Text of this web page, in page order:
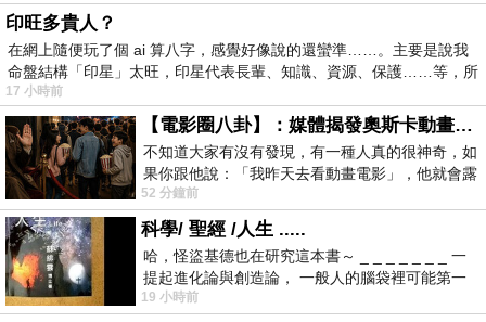
而結果，竟然比想像中更加順利和美好。
相隔38 年，我們透過一封email
再度連結，
接著在臉書與LINE上互加好友，甚至通上了電
話。我們還約定，若有一天在台灣見面，一定要
給彼此一個大大的擁抱。
就在那一刻，我終於與年少歲月的遺憾，真正
和解了。
寫於Greensborough Work on 19 June 2026 @
5:32pm
印旺多貴人？
在網上隨便玩了個 ai 算八字，感覺好像說的還蠻準……。主要是說我
命盤結構「印星」太旺，印星代表長輩、知識、資源、保護……等，所
17 小時前
【電影圈八卦】：媒體揭發奧斯卡動畫項目投票醜聞！好萊塢為什麼看不起動畫電影？
不知道大家有沒有發現，有一種人真的很神奇，如
果你跟他說：「我昨天去看動畫電影」，他就會露
出一種慈祥的微笑，然後問你是不是陪小
52 分鐘前
科學/ 聖經 /人生 .....
哈，怪盜基德也在研究這本書～ _ _ _ _ _ _ _ 一
提起進化論與創造論， 一般人的腦袋裡可能第一
時間就有「 進化論很科
19 小時前